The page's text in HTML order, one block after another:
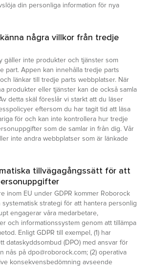
din personliga information för nya
några villkor från tredje
gäller inte produkter och tjänster som
part. Appen kan innehålla tredje parts
länkar till tredje parts webbplatser. När
produkter eller tjänster kan de också samla
detta skäl föreslår vi starkt att du läser
eftersom du har tagit tid att läsa
för och kan inte kontrollera hur tredje
som de samlar in från dig. Vår
inte andra webbplatser som är länkade
tillvägagångssätt för att
inom EU under GDPR kommer Roborock
systematisk strategi för att hantera personlig
engagerar våra medarbetare,
och informationssystem genom att tillämpa
Enligt GDPR till exempel, (1) har
dataskyddsombud (DPO) med ansvar för
nås på dpo@roborock.com; (2) operativa
konsekvensbedömning avseende